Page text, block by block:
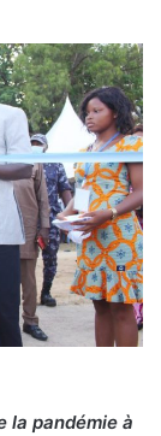
la pandémie à